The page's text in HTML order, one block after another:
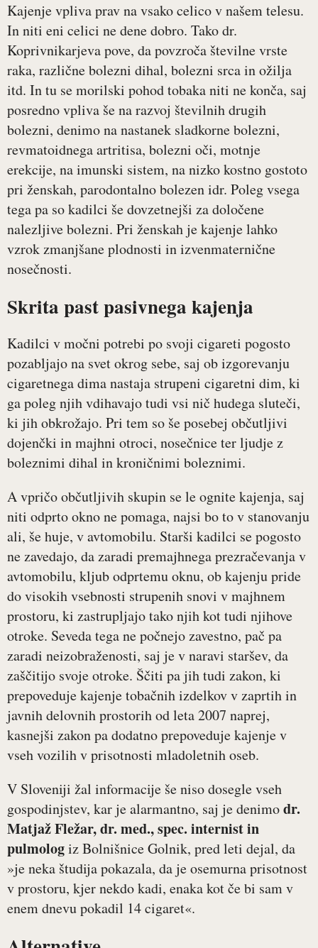
Kajenje vpliva prav na vsako celico v našem telesu.
In niti eni celici ne dene dobro. Tako dr.
Koprivnikarjeva pove, da povzroča številne vrste
raka, različne bolezni dihal, bolezni srca in ožilja
itd. In tu se morilski pohod tobaka niti ne konča, saj
posredno vpliva še na razvoj številnih drugih
bolezni, denimo na nastanek sladkorne bolezni,
revmatoidnega artritisa, bolezni oči, motnje
erekcije, na imunski sistem, na nizko kostno gostoto
pri ženskah, parodontalno bolezen idr. Poleg vsega
tega pa so kadilci še dovzetnejši za določene
nalezljive bolezni. Pri ženskah je kajenje lahko
vzrok zmanjšane plodnosti in izvenmaternične
nosečnosti.
Skrita past pasivnega kajenja
Kadilci v močni potrebi po svoji cigareti pogosto
pozabljajo na svet okrog sebe, saj ob izgorevanju
cigaretnega dima nastaja strupeni cigaretni dim, ki
ga poleg njih vdihavajo tudi vsi nič hudega sluteči,
ki jih obkrožajo. Pri tem so še posebej občutljivi
dojenčki in majhni otroci, nosečnice ter ljudje z
boleznimi dihal in kroničnimi boleznimi.
A vpričo občutljivih skupin se le ognite kajenja, saj
niti odprto okno ne pomaga, najsi bo to v stanovanju
ali, še huje, v avtomobilu. Starši kadilci se pogosto
ne zavedajo, da zaradi premajhnega prezračevanja v
avtomobilu, kljub odprtemu oknu, ob kajenju pride
do visokih vsebnosti strupenih snovi v majhnem
prostoru, ki zastrupljajo tako njih kot tudi njihove
otroke. Seveda tega ne počnejo zavestno, pač pa
zaradi neizobraženosti, saj je v naravi staršev, da
zaščitijo svoje otroke. Ščiti pa jih tudi zakon, ki
prepoveduje kajenje tobačnih izdelkov v zaprtih in
javnih delovnih prostorih od leta 2007 naprej,
kasnejši zakon pa dodatno prepoveduje kajenje v
vseh vozilih v prisotnosti mladoletnih oseb.
V Sloveniji žal informacije še niso dosegle vseh
gospodinjstev, kar je alarmantno, saj je denimodr.
Matjaž Fležar, dr. med., spec. internist in
pulmologiz Bolnišnice Golnik, pred leti dejal, da
»je neka študija pokazala, da je osemurna prisotnost
v prostoru, kjer nekdo kadi, enaka kot če bi sam v
enem dnevu pokadil 14 cigaret«.